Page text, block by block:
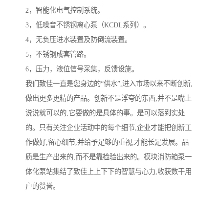
2，智能化电气控制系统。
3，低噪音不锈钢离心泵（KCDL系列）。
4，无负压进水装置及防倒流装置。
5，不锈钢成套管路。
6，压力，液位信号采集，反馈设施。
我们致佳一直是您身边的“供水”,进入市场以来不断创新,
做出更多更精的产品。创新不是浮夸的东西,并不是嘴上
说说就可以的,它要做的是具体的事。是可以落到实处
的。只有关注企业活动中的每个细节,企业才能把创新工
作做好,留心细节,并给予足够的重视,才能长足发展。品
质是生产出来的,而不是靠检验出来的。模块消防箱泵一
体化泵站集结了致佳上上下下的智慧与心力,收获数干用
户的赞誉。